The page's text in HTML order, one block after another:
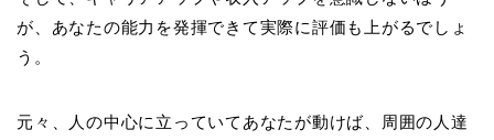
が、あなたの能力を発揮できて実際に評価も上がるでしょ
う。
元々、人の中心に立っていてあなたが動けば、周囲の人達